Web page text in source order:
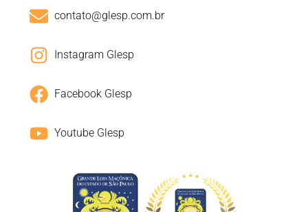
contato@glesp.com.br
Instagram Glesp
Facebook Glesp
Youtube Glesp